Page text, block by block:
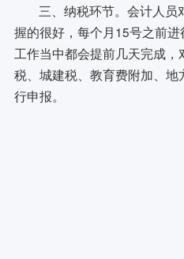
三、纳税环节。会计人
握的很好，每个月15号之前
工作当中都会提前几天完成
税、城建税、教育费附加、
行申报。